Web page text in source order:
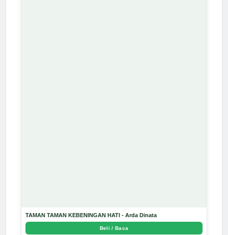
TAMAN TAMAN KEBENINGAN HATI - Arda Dinata
Beli / Baca